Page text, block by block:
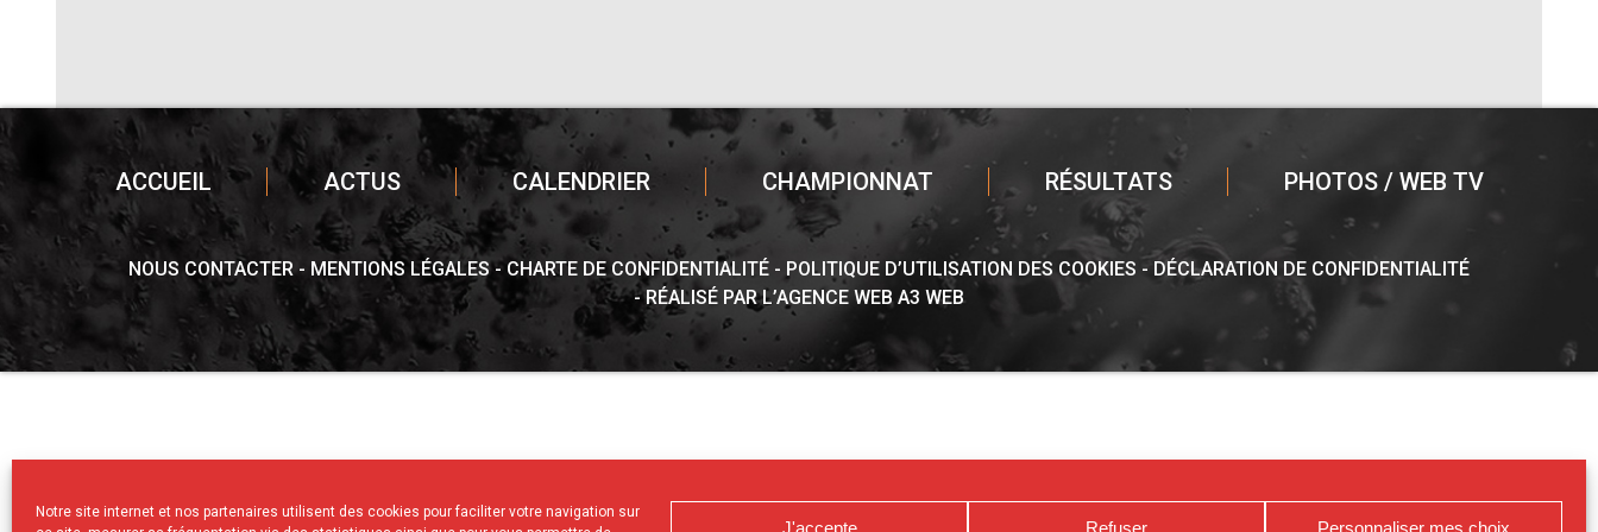
Notre site internet et nos partenaires utilisent des cookies pour faciliter votre navigation sur
J'accepte Refuser Personnaliser mes choix
ACCUEIL ACTUS CALENDRIER CHAMPIONNAT RÉSULTATS PHOTOS / WEB TV
NOUS CONTACTER MENTIONS LÉGALES CHARTE DE CONFIDENTIALITÉ POLITIQUE D’UTILISATION DES COOKIES
DÉCLARATION DE CONFIDENTIALITÉ
RÉALISÉ PAR L’AGENCE WEB A3 WEB